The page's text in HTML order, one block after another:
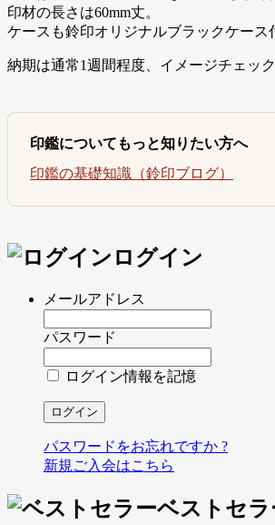
印材の長さは60mm丈。
ケースも鈴印オリジナルブラックケース
納期は通常1週間程度、イメージチェッ
印鑑についてもっと知りたい方へ
印鑑の基礎知識（鈴印ブログ）
ログイン
メールアドレス
パスワード
ログイン情報を記憶
パスワードをお忘れですか ?
新規ご入会はこちら
ベストセラ